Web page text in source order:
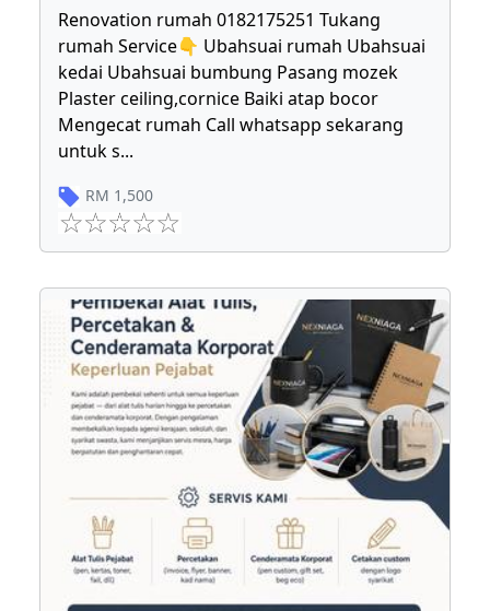
Renovation rumah 0182175251 Tukang
rumah Service👇 Ubahsuai rumah Ubahsuai
kedai Ubahsuai bumbung Pasang mozek
Plaster ceiling,cornice Baiki atap bocor
Mengecat rumah Call whatsapp sekarang
untuk s...
RM 1,500